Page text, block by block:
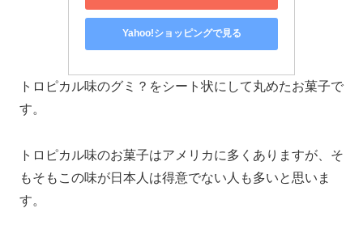
Yahoo!ショッピングで見る
トロピカル味のグミ？をシート状にして丸めたお菓子で
す。
トロピカル味のお菓子はアメリカに多くありますが、そ
もそもこの味が日本人は得意でない人も多いと思いま
す。